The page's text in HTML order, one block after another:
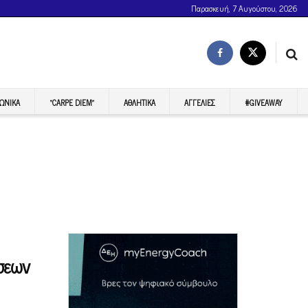
Παρασκευή, 7 Αυγούστου, 2026
“CARPE DIEM” ΑΘΛΗΤΙΚΆ ΑΓΓΕΛΊΕΣ #GIVEAWAY